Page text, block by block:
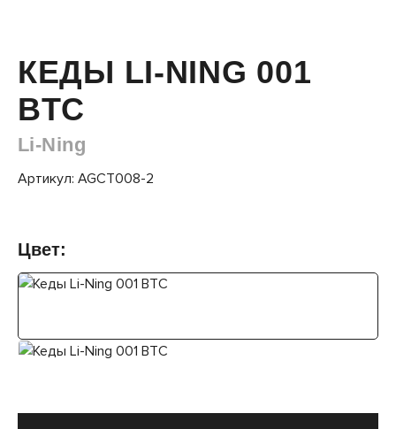
КЕДЫ LI-NING 001
BTC
Li-Ning
Артикул: AGCT008-2
Цвет: